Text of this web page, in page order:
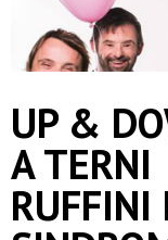
UP &
A TERNI